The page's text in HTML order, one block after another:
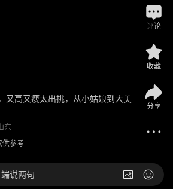
又高又瘦太出挑，从小姑娘到大美
东
供参考
评论
收藏
分享
说两句